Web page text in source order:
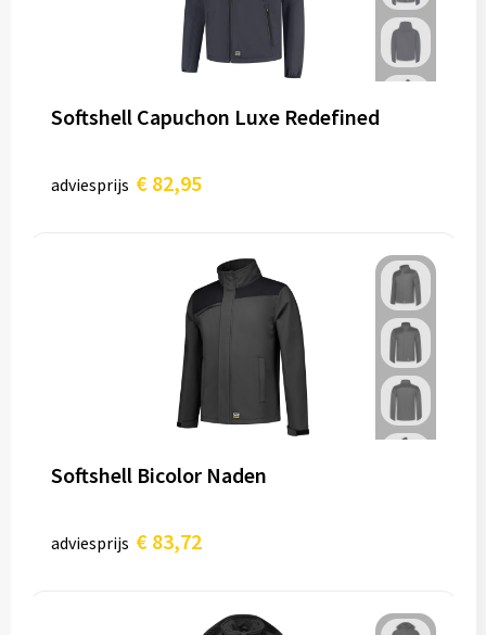
Softshell Capuchon Luxe Redefined
adviesprijs € 82,95
Softshell Bicolor Naden
adviesprijs € 83,72